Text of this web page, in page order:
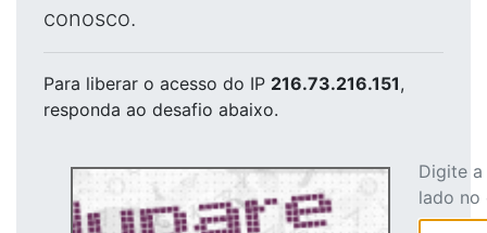
conosco.
Para liberar o acesso do IP 216.73.216.151,
responda ao desafio abaixo.
Digite
lado no